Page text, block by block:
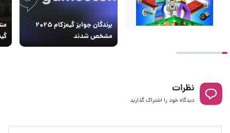
برندگان جوایز گیمزکام ۲۰۲۵
مشخص شدند
نظرات
دیدگاه خود را اشتراک گذارید